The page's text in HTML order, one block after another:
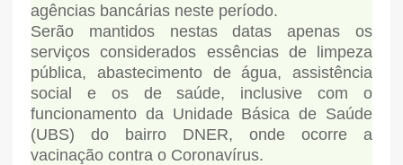
agências bancárias neste período.
Serão mantidos nestas datas apenas os
serviços considerados essências de limpeza
pública, abastecimento de água, assistência
social e os de saúde, inclusive com o
funcionamento da Unidade Básica de Saúde
(UBS) do bairro DNER, onde ocorre a
vacinação contra o Coronavírus.